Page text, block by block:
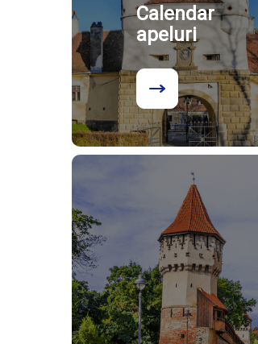
Calendar
apeluri